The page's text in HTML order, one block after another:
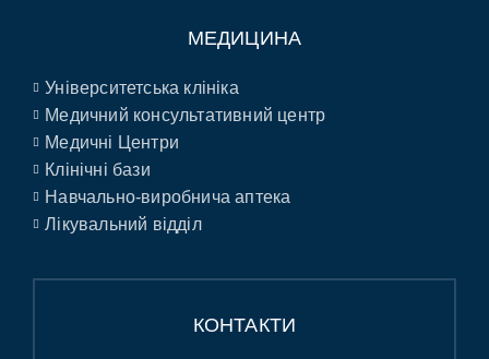
МЕДИЦИНА
Університетська клініка
Медичний консультативний центр
Медичні Центри
Клінічні бази
Навчально-виробнича аптека
Лікувальний відділ
КОНТАКТИ